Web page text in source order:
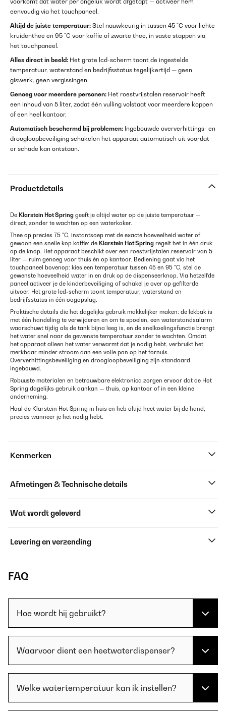
eenvoudig via het touchpaneel.
Altijd de juiste temperatuur: Stel nauwkeurig in tussen 45 °C voor lichte
kruidenthee en 95 °C voor koffie of zwarte thee, in vaste stappen via
het touchpaneel.
Alles direct in beeld: Het grote lcd-scherm toont de ingestelde
temperatuur, waterstand en bedrijfsstatus tegelijkertijd — geen
giswerk, geen vergissingen.
Genoeg voor meerdere personen: Het roestvrijstalen reservoir heeft
een inhoud van 5 liter, zodat één vulling volstaat voor meerdere koppen
of een heel kantoor.
Automatisch beschermd bij problemen: Ingebouwde oververhittings- en
droogloopbeveiliging schakelen het apparaat automatisch uit voordat
er schade kan ontstaan.
Productdetails
De Klarstein Hot Spring geeft je altijd water op de juiste temperatuur —
direct, zonder te wachten op een waterkoker.
Thee op precies 75 °C, instantsoep met de exacte hoeveelheid water of
gewoon een snelle kop koffie: de Klarstein Hot Spring regelt het in één druk
op de knop. Het apparaat beschikt over een roestvrijstalen reservoir van 5
liter — ruim genoeg voor thuis én op kantoor. Bediening gaat via het
touchpaneel bovenop: kies een temperatuur tussen 45 en 95 °C, stel de
gewenste hoeveelheid water in en druk op de dispenseerknop. Via hetzelfde
paneel activeer je de kinderbeveiliging of schakel je over op gefilterde
uitvoer. Het grote lcd-scherm toont temperatuur, waterstand en
bedrijfsstatus in één oogopslag.
Praktische details die het dagelijks gebruik makkelijker maken: de lekbak is
met één handeling te verwijderen en om te spoelen, een waterstandsalarm
waarschuwt tijdig als de tank bijna leeg is, en de snelkoelingsfunctie brengt
het water snel naar de gewenste temperatuur zonder te wachten. Omdat
het apparaat alleen het water verwarmt dat je nodig hebt, verbruikt het
merkbaar minder stroom dan een volle pan op het fornuis.
Oververhittingsbeveiliging en droogloopbeveiliging zijn standaard
ingebouwd.
Robuuste materialen en betrouwbare elektronica zorgen ervoor dat de Hot
Spring dagelijks gebruik aankan — thuis, op kantoor of in een kleine
onderneming.
Haal de Klarstein Hot Spring in huis en heb altijd heet water bij de hand,
precies wanneer je het nodig hebt.
Kenmerken
Afmetingen & Technische details
Wat wordt geleverd
Levering en verzending
FAQ
Hoe wordt hij gebruikt?
Waarvoor dient een heetwaterdispenser?
Welke watertemperatuur kan ik instellen?